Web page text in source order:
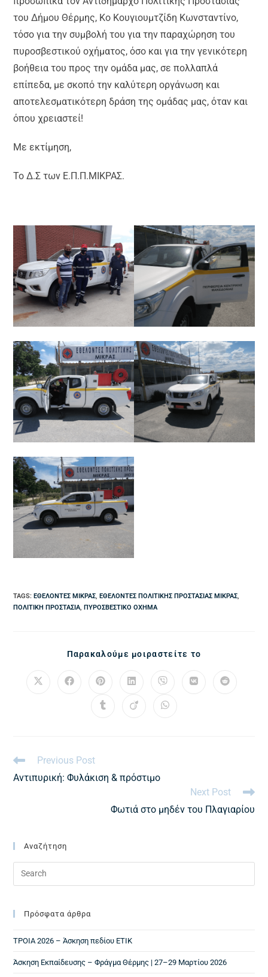
του Δήμου Θέρμης, Κο Κουγιουμτζίδη Κωνσταντίνο,
τόσο για την συμβολή του για την παραχώρηση του
πυροσβεστικού οχήματος, όσο και για την γενικότερη
βοήθεια του προς την ομάδα μας, σε πολλαπλά
επίπεδα, με σκοπό την καλύτερη οργάνωση και
αποτελεσματικότερη δράση της ομάδας μας, όταν και
όπου χρειαστεί!
Με εκτίμηση,
Το Δ.Σ των Ε.Π.Π.ΜΙΚΡΑΣ.
TAGS:ΕΘΕΛΟΝΤΈΣ ΜΊΚΡΑΣ, ΕΘΕΛΟΝΤΈΣ ΠΟΛΙΤΙΚΉΣ ΠΡΟΣΤΑΣΊΑΣ ΜΊΚΡΑΣ,
ΠΟΛΙΤΙΚΉ ΠΡΟΣΤΑΣΊΑ, ΠΥΡΟΣΒΕΣΤΙΚΌ ΌΧΗΜΑ
Παρακαλούμε μοιραστείτε το
Previous Post
Αντιπυρική: Φυλάκιση & πρόστιμο
Next Post
Φωτιά στο μηδέν του Πλαγιαρίου
Αναζήτηση
Πρόσφατα άρθρα
ΤΡΟΙΑ 2026 – Άσκηση πεδίου ΕΤΙΚ
Άσκηση Εκπαίδευσης – Φράγμα Θέρμης | 27–29 Μαρτίου 2026